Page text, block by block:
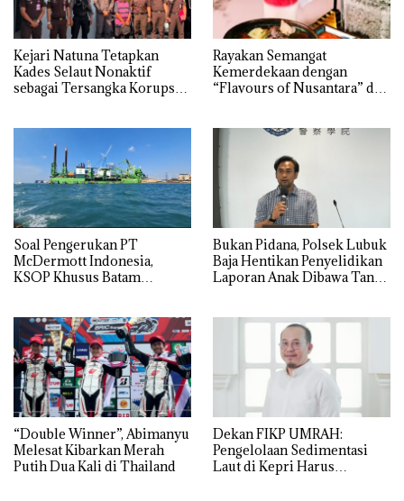
Kejari Natuna Tetapkan
Kades Selaut Nonaktif
sebagai Tersangka Korupsi
Rayakan Semangat
Kemerdekaan dengan
“Flavours of Nusantara” di
‎Soal Pengerukan PT
McDermott Indonesia,
KSOP Khusus Batam
Bukan Pidana, Polsek Lubuk
Baja Hentikan Penyelidikan
Laporan Anak Dibawa Tanpa
“Double Winner”, Abimanyu
Melesat Kibarkan Merah
Putih Dua Kali di Thailand
Dekan FIKP UMRAH:
Pengelolaan Sedimentasi
Laut di Kepri Harus